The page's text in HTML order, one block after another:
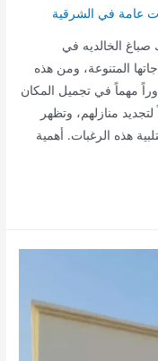
عامة في الشرقية
صباغ الخالديه في
المتنوعة، ومن هذه
مهماً في تجميل المكان
منازلهم، وتظهر
هذه الرغبات. أهمية